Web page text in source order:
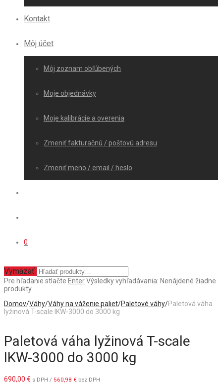
Kontakt
Môj účet
Môj zoznam obľúbených
Moje objednávky
Moje kalibrácie a overenia
Zmeniť fakturačnú / poštovú adresu
Zmeniť meno / email / heslo
0
Vymazať
Pre hľadanie stlačte EnterVýsledky vyhľadávania: Nenájdené žiadne
produkty.
Domov/Váhy/Váhy na váženie paliet/Paletové váhy/Paletová váha
lyžinová T-scale IKW-3000 do 3000 kg
Paletová váha lyžinová T-scale
IKW-3000 do 3000 kg
690,00 € s DPH / 560,98 € bez DPH